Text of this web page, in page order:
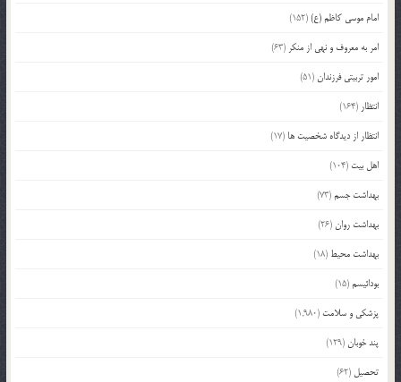
امام موسی کاظم (ع)(152)
امر به معروف و نهی از منکر (63)
امور تربیتی فرزندان(51)
انتظار (164)
انتظار از دیدگاه شخصیت ها (17)
اهل بیت (104)
بهداشت جسم(73)
بهداشت روان(26)
بهداشت محیط (18)
بودائیسم(15)
پزشکی و سلامت (1,980)
پند خوبان(129)
تحصیل (62)